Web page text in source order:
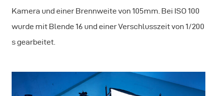
Kamera und einer Brennweite von 105mm. Bei ISO 100
wurde mit Blende 16 und einer Verschlusszeit von 1/200
s gearbeitet.